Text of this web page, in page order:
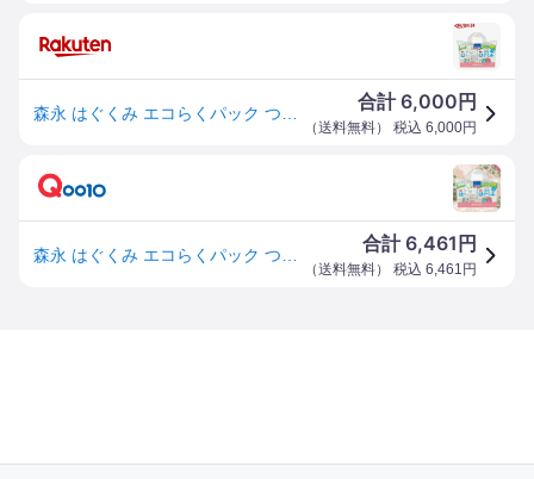
合計6,000 円
（送料無料） 税込 6,000円
合計6,461 円
（送料無料） 税込 6,461 円